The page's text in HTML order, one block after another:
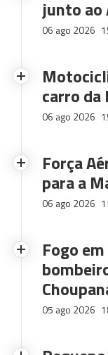
junto ao
06 ago 2026
carro da
06 ago 2026
Força
para a
06 ago 2026
Fogo
05 ago 2026